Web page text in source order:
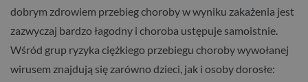
dobrym zdrowiem przebieg choroby w wyniku zakażenia jest
zazwyczaj bardzo łagodny i choroba ustępuje samoistnie.
Wśród grup ryzyka ciężkiego przebiegu choroby wywołanej
wirusem znajdują się zarówno dzieci, jak i osoby dorosłe: